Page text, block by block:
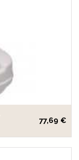
77,69 €